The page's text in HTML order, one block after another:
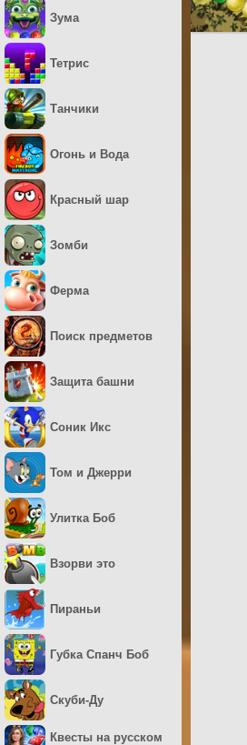
Зума
Тетрис
Танчики
Огонь и Вода
Красный шар
Зомби
Ферма
Поиск предметов
Защита башни
Соник Икс
Том и Джерри
Улитка Боб
Взорви это
Пираньи
Губка Спанч Боб
Скуби-Ду
Квесты на русском